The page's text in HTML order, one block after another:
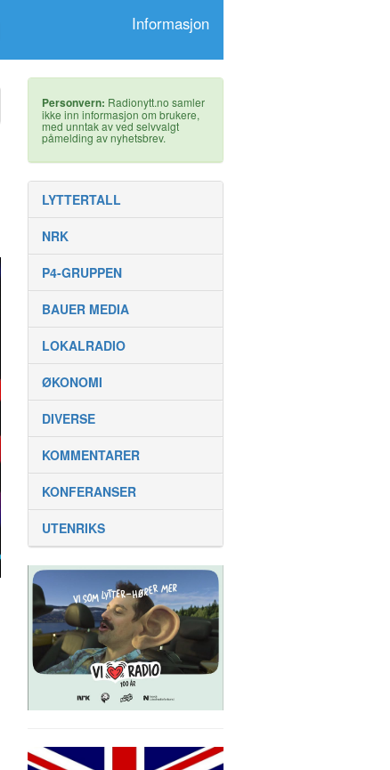
Informasjon
Personvern: Radionytt.no samler
ikke inn informasjon om brukere,
med unntak av ved selvvalgt
påmelding av nyhetsbrev.
LYTTERTALL
NRK
P4-GRUPPEN
BAUER MEDIA
LOKALRADIO
ØKONOMI
DIVERSE
KOMMENTARER
KONFERANSER
UTENRIKS